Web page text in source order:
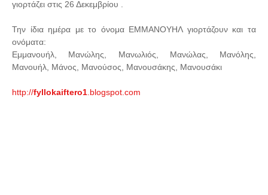
γιορτάζει στις 26 Δεκεμβρίου .
Την ίδια ημέρα με το όνομα ΕΜΜΑΝΟΥΗΛ γιορτάζουν και τα
ονόματα:
Εμμανουήλ, Μανώλης, Μανωλιός, Μανώλας, Μανόλης,
Μανουήλ, Μάνος, Μανούσος, Μανουσάκης, Μανουσάκι
http://fyllokaiftero1 .blogspot.com